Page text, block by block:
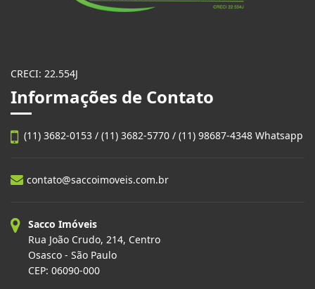
CRECI: 22.554J
Informações de Contato
(11) 3682-0153 / (11) 3682-5770 / (11) 98687-4348 Whatsapp
contato@saccoimoveis.com.br
Sacco Imóveis
Rua João Crudo, 214, Centro
Osasco - São Paulo
CEP: 06090-000